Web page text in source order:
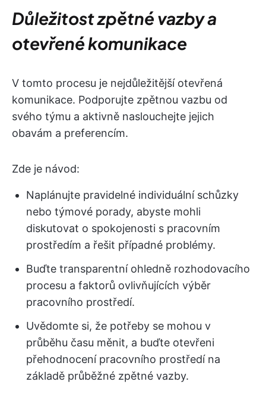
Důležitost zpětné vazby a
otevřené komunikace
V tomto procesu je nejdůležitější otevřená
komunikace. Podporujte zpětnou vazbu od
svého týmu a aktivně naslouchejte jejich
obavám a preferencím.
Zde je návod:
Naplánujte pravidelné individuální schůzky
nebo týmové porady, abyste mohli
diskutovat o spokojenosti s pracovním
prostředím a řešit případné problémy.
Buďte transparentní ohledně rozhodovacího
procesu a faktorů ovlivňujících výběr
pracovního prostředí.
Uvědomte si, že potřeby se mohou v
průběhu času měnit, a buďte otevřeni
přehodnocení pracovního prostředí na
základě průběžné zpětné vazby.